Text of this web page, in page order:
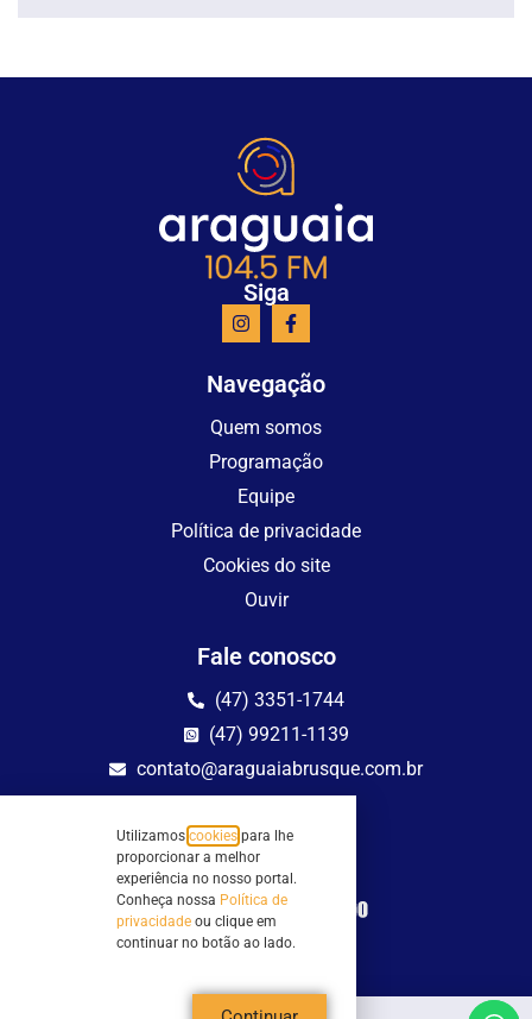
Siga
Navegação
Quem somos
Programação
Equipe
Política de privacidade
Cookies do site
Ouvir
Fale conosco
(47) 3351-1744
(47) 99211-1139
contato@araguaiabrusque.com.br
Fale conosco
Site seguro
Utilizamos cookies para lhe
proporcionar a melhor
experiência no nosso portal.
Conheça nossa Política de
privacidade ou clique em
continuar no botão ao lado.